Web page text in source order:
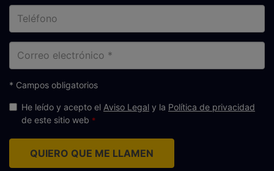
electrónico
* Campos obligatorios
He leído y acepto el Aviso Legal y la Política de privacidad
de este sitio web
QUIERO QUE ME LLAMEN